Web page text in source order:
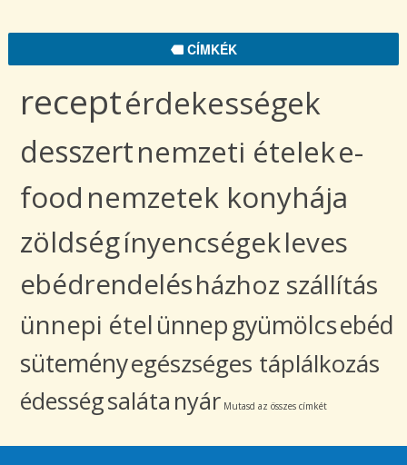
CÍMKÉK
receptérdekességek
desszertnemzeti ételeke-
food nemzetek konyhája
zöldségínyencségekleves
ebédrendelésházhoz szállítás
ünnepi ételünnepgyümölcsebéd
süteményegészséges táplálkozás
édességsaláta nyár Mutasd az összes címkét